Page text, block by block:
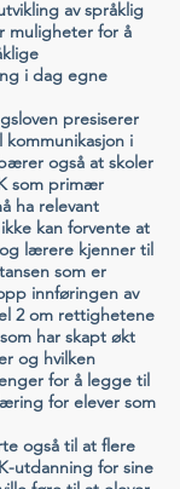
av språklig
muligheter for å
i dag egne
presiserer
i
også at skoler
som primær
ha relevant
kan forvente at
lærere kjenner til
som er
innføringen av
2 om rettighetene
har skapt økt
og hvilken
for å legge til
for elever som
også til at flere
utdanning for sine